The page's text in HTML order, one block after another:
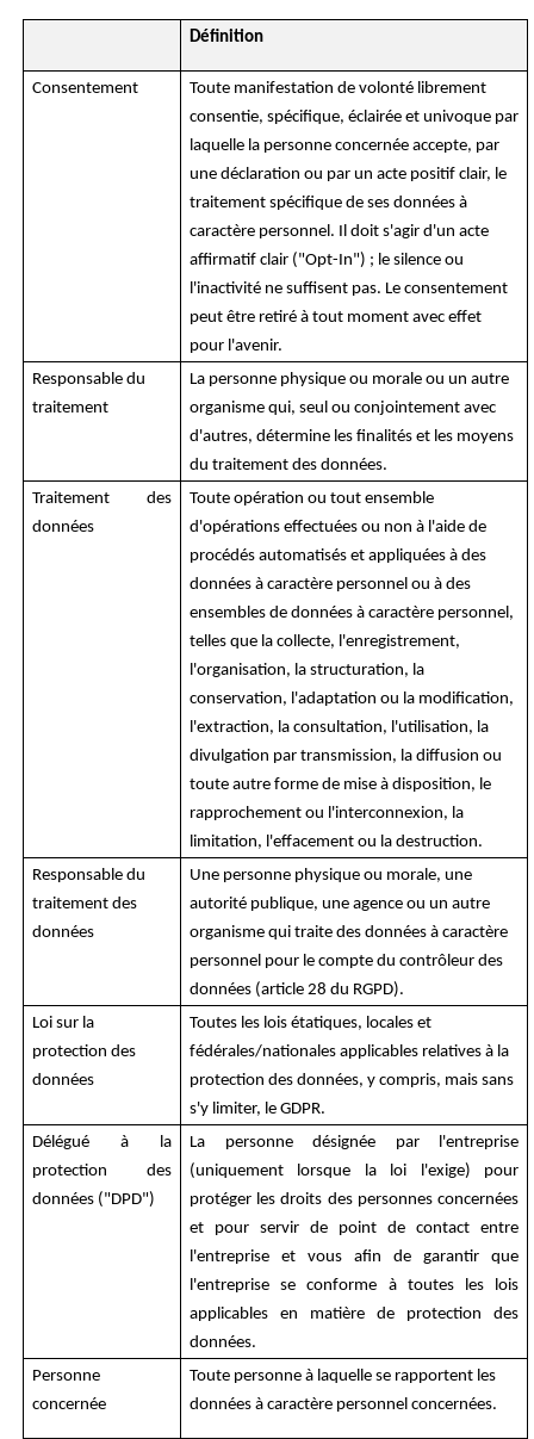
Définition
Consentement
Toute manifestation de volonté librement
consentie, spécifique, éclairée et univoque par
laquelle la personne concernée accepte, par
une déclaration ou par un acte positif clair, le
traitement spécifique de ses données à
caractère personnel. Il doit s'agir d'un acte
affirmatif clair ("Opt-In") ; le silence ou
l'inactivité ne suffisent pas. Le consentement
peut être retiré à tout moment avec effet
pour l'avenir.
Responsable du
traitement
La personne physique ou morale ou un autre
organisme qui, seul ou conjointement avec
d'autres, détermine les finalités et les moyens
du traitement des données.
Traitement des
données
Toute opération ou tout ensemble
d'opérations effectuées ou non à l'aide de
procédés automatisés et appliquées à des
données à caractère personnel ou à des
ensembles de données à caractère personnel,
telles que la collecte, l'enregistrement,
l'organisation, la structuration, la
conservation, l'adaptation ou la modification,
l'extraction, la consultation, l'utilisation, la
divulgation par transmission, la diffusion ou
toute autre forme de mise à disposition, le
rapprochement ou l'interconnexion, la
limitation, l'effacement ou la destruction.
Responsable du
traitement des
données
Une personne physique ou morale, une
autorité publique, une agence ou un autre
organisme qui traite des données à caractère
personnel pour le compte du contrôleur des
données (article 28 du RGPD).
Loi sur la
protection des
données
Toutes les lois étatiques, locales et
fédérales/nationales applicables relatives à la
protection des données, y compris, mais sans
s'y limiter, le GDPR.
Délégué à la
protection des
données ("DPD")
La personne désignée par l'entreprise
(uniquement lorsque la loi l'exige) pour
protéger les droits des personnes concernées
et pour servir de point de contact entre
l'entreprise et vous afin de garantir que
l'entreprise se conforme à toutes les lois
applicables en matière de protection des
données.
Personne
concernée
Toute personne à laquelle se rapportent les
données à caractère personnel concernées.